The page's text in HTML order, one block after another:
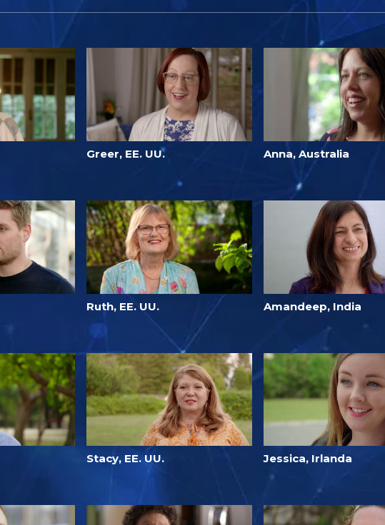
Greer, EE. UU. Anna, Australia
Ruth, EE. UU. Amandeep, India
Stacy, EE. UU. Jessica, Irlanda